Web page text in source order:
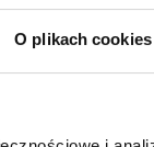
O plikach cookies
najemców